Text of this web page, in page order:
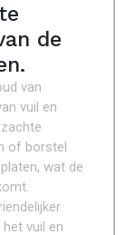
de
van
vuil en
of borstel
wat de
vuil en